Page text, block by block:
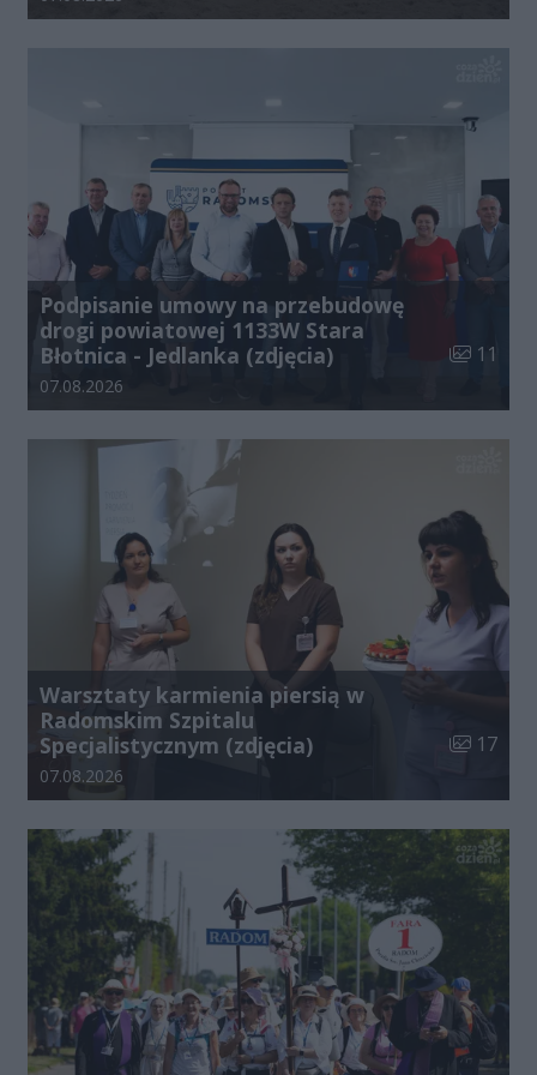
Podpisanie umowy na przebudowę
drogi powiatowej 1133W Stara
Błotnica - Jedlanka (zdjęcia)
Liczba
11
Data dodania galerii:
07.08.2026
Warsztaty karmienia piersią w
Radomskim Szpitalu
Specjalistycznym (zdjęcia)
Liczba
17
Data dodania galerii:
07.08.2026